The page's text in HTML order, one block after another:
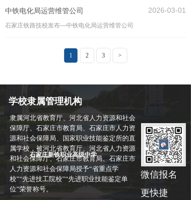
中铁电化局运营维管公司 2026-03-01
石家庄铁路技校发布—中铁电化局运营维管公司
1 2 3 >
隶属河北省教育厅、河北省人力资源和社会
保障厅、石家庄市教育局、石家庄市人力资
源和社会保障局、国家职业技能鉴定所的直
属学校，被河北省教育厅、河北省人力资源
和社会保障厅、石家庄市教育局、石家庄市
人力资源和社会保障局授予“省重点学
校”“先进技工院校”“先进职业技能鉴定单
位”荣誉称号。
微信报名
更快捷
学校隶属管理机构
石家庄新铁职业高级中学